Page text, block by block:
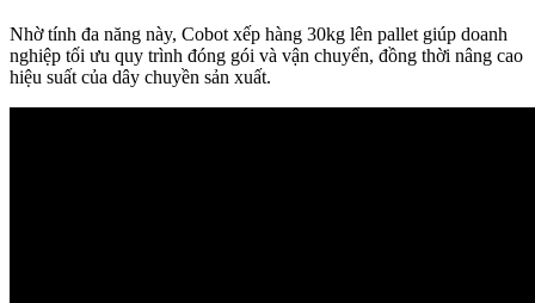
Nhờ tính đa năng này, Cobot xếp hàng 30kg lên pallet giúp doanh
nghiệp tối ưu quy trình đóng gói và vận chuyển, đồng thời nâng cao
hiệu suất của dây chuyền sản xuất.